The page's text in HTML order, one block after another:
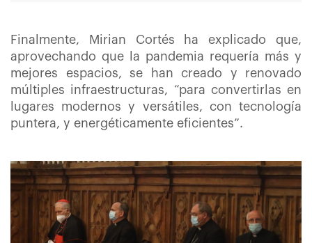
Finalmente, Mirian Cortés ha explicado que,
aprovechando que la pandemia requería más y
mejores espacios, se han creado y renovado
múltiples infraestructuras, “para convertirlas en
lugares modernos y versátiles, con tecnología
puntera, y energéticamente eficientes”.